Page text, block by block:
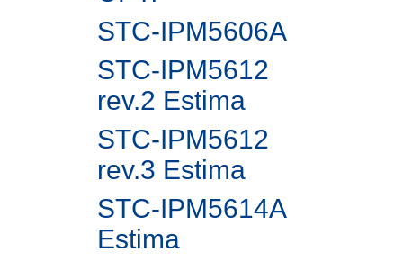
STC-IPM5606A
STC-IPM5612
rev.2 Estima
STC-IPM5612
rev.3 Estima
STC-IPM5614A
Estima